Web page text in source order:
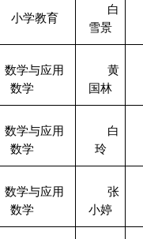
小学教育
白
雪景
数学与应用
数学
黄
国林
数学与应用
数学
白
玲
数学与应用
数学
张
小婷